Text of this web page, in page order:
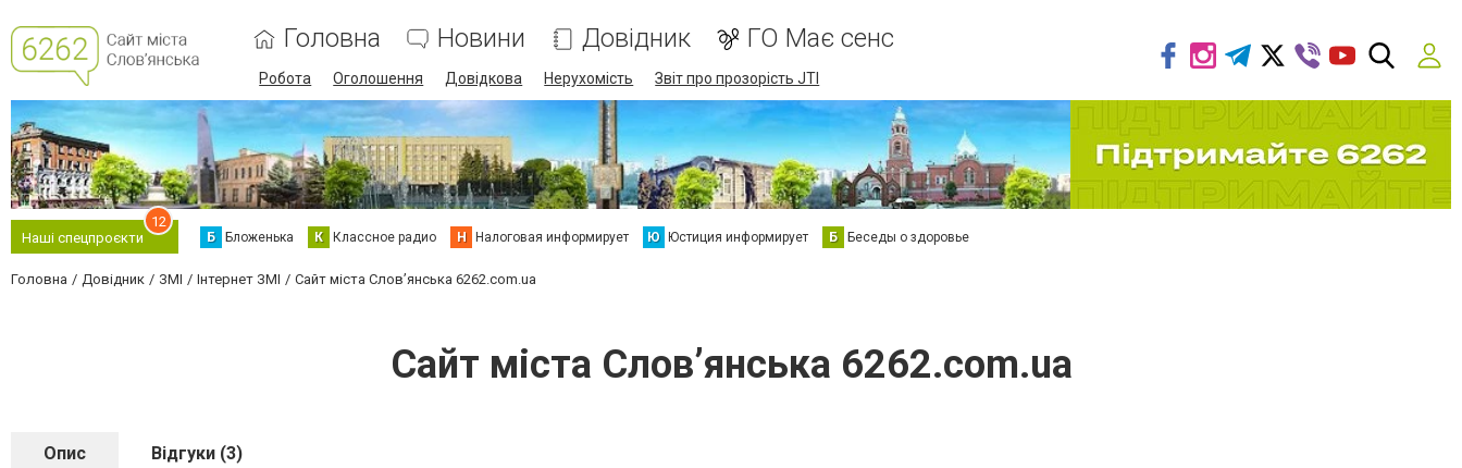
Головна Новини Довідник ГО Має сенс
Робота Оголошення Довідкова Нерухомість Звіт про прозорість JTI
Наші спецпроєкти
12
Б Бложенька К Классное радио Н Налоговая информирует Ю Юстиция информирует Б Беседы о здоровье
Головна Довідник ЗМІ Інтернет ЗМІ Сайт міста Слов’янська 6262.com.ua
Сайт міста Слов’янська 6262.com.ua
Опис Відгуки (3)